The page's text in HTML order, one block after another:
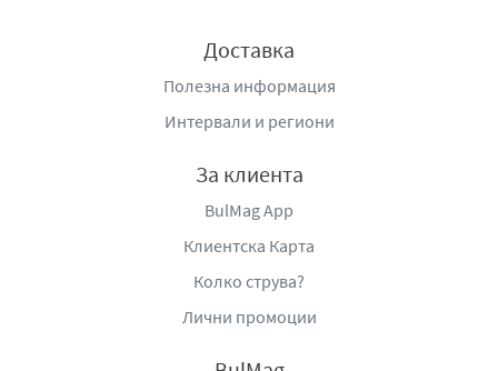
порция да бъде също толкова вкусна и ароматна,
колкото първата.
Nestlé Nesquik е марка, позната в много държави по
заради своя отличителен вкус и лесно приготвяне.
Благодарение на високото си качество и приятния
напитка за цялото семейство и е подходящо за
ежедневна употреба.
Nestlé Nesquikе отличен избор за всички, които
Доставка
Полезна информация
Интервали и региони
За клиента
BulMag App
Клиентска Карта
Колко струва?
Лични промоции